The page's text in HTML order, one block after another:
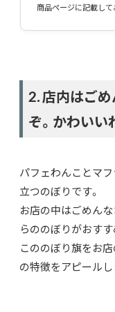
商品ページに記載して
2. 店内はごめ
ぞ。かわいい
パフェわんことマ
立つのぼりです。
お店の中はごめん
らののぼりがおすす
こののぼり旗をお
の特徴をアピールし